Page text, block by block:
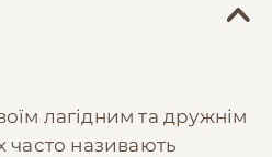
лагідним та дружнім
часто називають